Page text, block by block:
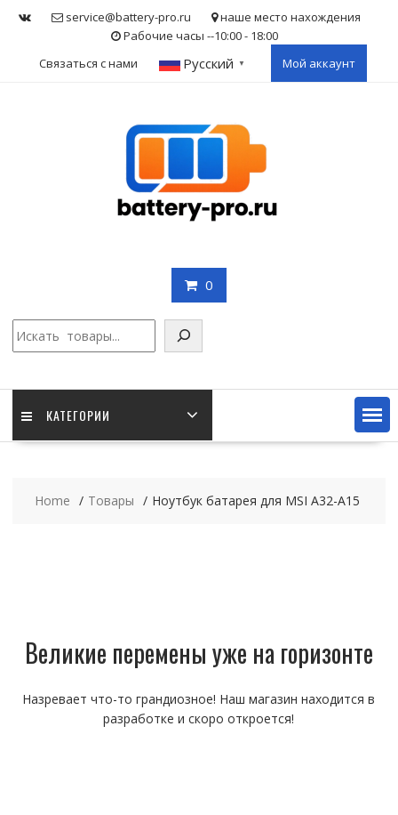
service@battery-pro.ru
наше место нахождения
Рабочие часы --10:00 - 18:00
Связаться с нами
Русский ▼ Мой аккаунт
0
КАТЕГОРИИ
Home Товары Ноутбук батарея для MSI A32-A15
Великие перемены уже на горизонте
Назревает что-то грандиозное! Наш магазин находится в
разработке и скоро откроется!